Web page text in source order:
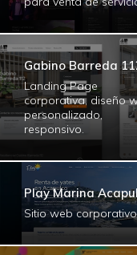
Gabino Barreda
Landing Page
corporativa, diseño
personalizado,
responsivo.
Play Marina
Sitio web